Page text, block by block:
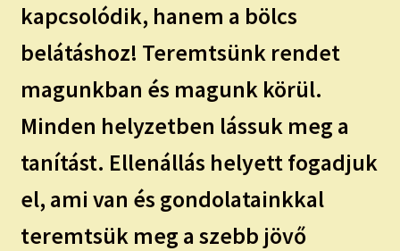
kapcsolódik, hanem a bölcs
belátáshoz! Teremtsünk rendet
magunkban és magunk körül.
Minden helyzetben lássuk meg a
tanítást. Ellenállás helyett fogadjuk
el, ami van és gondolatainkkal
teremtsük meg a szebb jövő